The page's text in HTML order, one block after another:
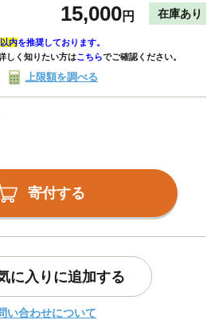
15,000円 在庫あり
内を推奨しております。
しく知りたい方はこちらでご確認ください。
上限額を調べる
寄付する
に入りに追加する
い合わせについて